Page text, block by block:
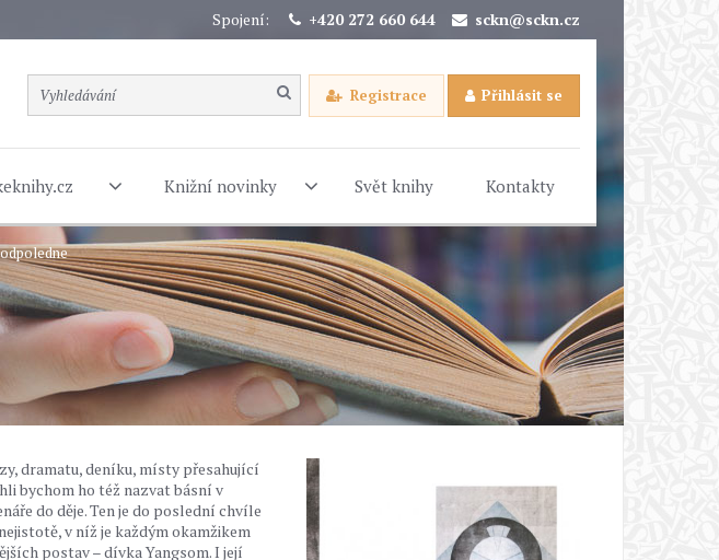
Spojení: +420 272 660 644 sckn@sckn.cz
Registrace Přihlásit se
Knižní novinky Svět knihy Kontakty
dramatu, deníku, místy přesahující
bychom ho též nazvat básní v
do děje. Ten je do poslední chvíle
v níž je každým okamžikem
postav – dívka Yangsom. I její